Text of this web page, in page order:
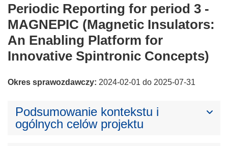
Periodic Reporting for period 3 -
MAGNEPIC (Magnetic Insulators:
An Enabling Platform for
Innovative Spintronic Concepts)
Okres sprawozdawczy: 2024-02-01 do 2025-07-31
Podsumowanie kontekstu i
ogólnych celów projektu